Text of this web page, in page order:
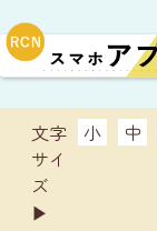
文字
サイ
ズ
▶︎
小 中